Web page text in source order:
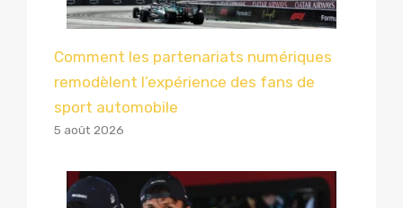
Comment les partenariats numériques
remodèlent l’expérience des fans de
sport automobile
5 août 2026